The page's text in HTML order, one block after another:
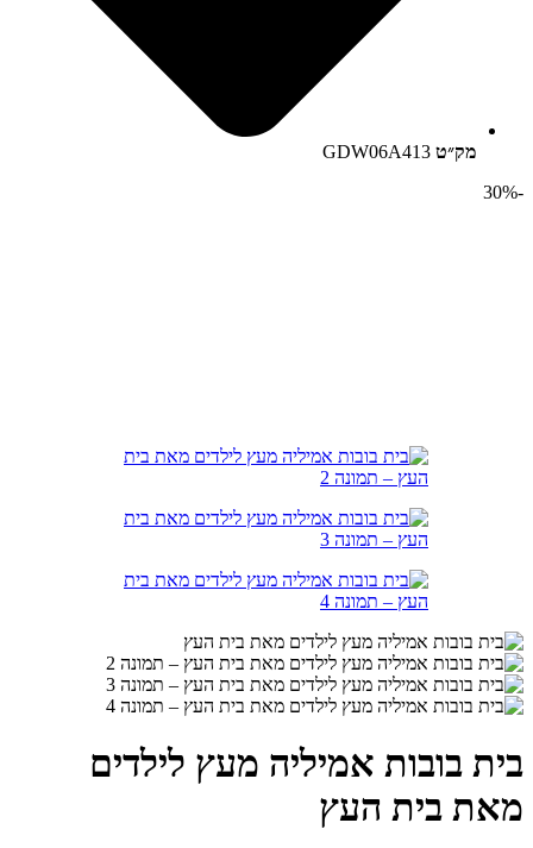
מק״ט
-30%
בית בובות אמיליה מעץ לילדים
מאת בית העץ